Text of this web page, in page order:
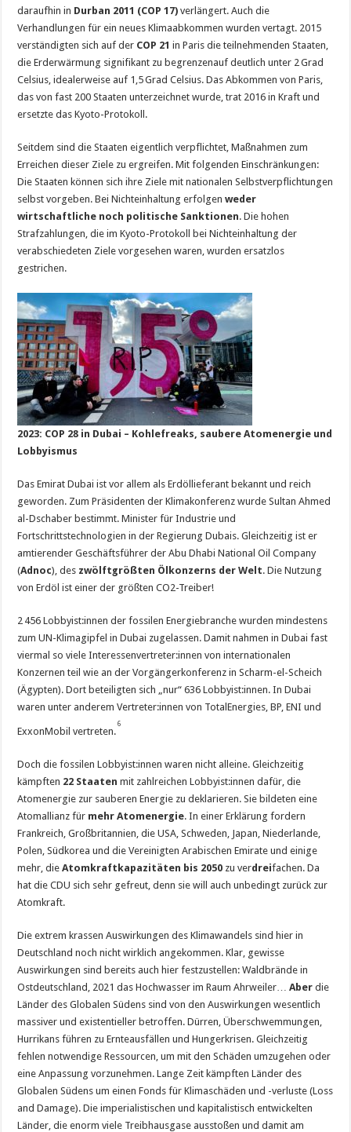
daraufhin in Durban 2011 (COP 17) verlängert. Auch die
Verhandlungen für ein neues Klimaabkommen wurden vertagt. 2015
verständigten sich auf der COP 21in Paris die teilnehmenden Staaten,
die Erderwärmung signifikant zu begrenzenauf deutlich unter 2 Grad
Celsius, idealerweise auf 1,5 Grad Celsius. Das Abkommen von Paris,
das von fast 200 Staaten unterzeichnet wurde, trat 2016 in Kraft und
ersetzte das Kyoto-Protokoll.
Seitdem sind die Staaten eigentlich verpflichtet, Maßnahmen zum
Erreichen dieser Ziele zu ergreifen. Mit folgenden Einschränkungen:
Die Staaten können sich ihre Ziele mit nationalen Selbstverpflichtungen
selbst vorgeben. Bei Nichteinhaltung erfolgenweder
wirtschaftliche noch politische Sanktionen. Die hohen
Strafzahlungen, die im Kyoto-Protokoll bei Nichteinhaltung der
verabschiedeten Ziele vorgesehen waren, wurden ersatzlos
gestrichen.
2023: COP 28 in Dubai – Kohlefreaks, saubere Atomenergie und
Lobbyismus
Das Emirat Dubai ist vor allem als Erdöllieferant bekannt und reich
geworden. Zum Präsidenten der Klimakonferenz wurde Sultan Ahmed
al-Dschaber bestimmt. Minister für Industrie und
Fortschrittstechnologien in der Regierung Dubais. Gleichzeitig ist er
amtierender Geschäftsführer der Abu Dhabi National Oil Company
(Adnoc), des zwölftgrößten Ölkonzerns der Welt. Die Nutzung
von Erdöl ist einer der größten CO2-Treiber!
2 456 Lobbyist:innen der fossilen Energiebranche wurden mindestens
zum UN-Klimagipfel in Dubai zugelassen. Damit nahmen in Dubai fast
viermal so viele Interessenvertreter:innen von internationalen
Konzernen teil wie an der Vorgängerkonferenz in Scharm-el-Scheich
(Ägypten). Dort beteiligten sich „nur“ 636 Lobbyist:innen. In Dubai
waren unter anderem Vertreter:innen von TotalEnergies, BP, ENI und
ExxonMobil vertreten.
6
Doch die fossilen Lobbyist:innen waren nicht alleine. Gleichzeitig
kämpften 22 Staaten mit zahlreichen Lobbyist:innen dafür, die
Atomenergie zur sauberen Energie zu deklarieren. Sie bildeten eine
Atomallianz für mehr Atomenergie. In einer Erklärung fordern
Frankreich, Großbritannien, die USA, Schweden, Japan, Niederlande,
Polen, Südkorea und die Vereinigten Arabischen Emirate und einige
mehr, dieAtomkraftkapazitäten bis 2050 zu verdreifachen. Da
hat die CDU sich sehr gefreut, denn sie will auch unbedingt zurück zur
Atomkraft.
Die extrem krassen Auswirkungen des Klimawandels sind hier in
Deutschland noch nicht wirklich angekommen. Klar, gewisse
Auswirkungen sind bereits auch hier festzustellen: Waldbrände in
Ostdeutschland, 2021 das Hochwasser im Raum Ahrweiler…Aber die
Länder des Globalen Südens sind von den Auswirkungen wesentlich
massiver und existentieller betroffen. Dürren, Überschwemmungen,
Hurrikans führen zu Ernteausfällen und Hungerkrisen. Gleichzeitig
fehlen notwendige Ressourcen, um mit den Schäden umzugehen oder
eine Anpassung vorzunehmen. Lange Zeit kämpften Länder des
Globalen Südens um einen Fonds für Klimaschäden und -verluste (Loss
and Damage). Die imperialistischen und kapitalistisch entwickelten
Länder, die enorm viele Treibhausgase ausstoßen und damit am